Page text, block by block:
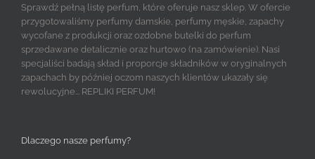
Sprawdź pełną listę perfum, które oferuje nasz sklep. W ofercie
przygotowaliśmy perfumy damskie, perfumy męskie, zapachy
wycofane z produkcji oraz ozdobne butelki do perfum
sprzedawane detalicznie oraz hurtowo (na zamówienie). Nasi
specjaliści badają skład i proporcje składników w oryginalnych
zapachach by później oczom naszych klientów ukazały się
rewolucyjne... REPLIKI PERFUM!
Dlaczego nasze perfumy?